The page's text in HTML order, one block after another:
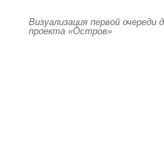
Визуализация первой очереди
проекта «Остров»